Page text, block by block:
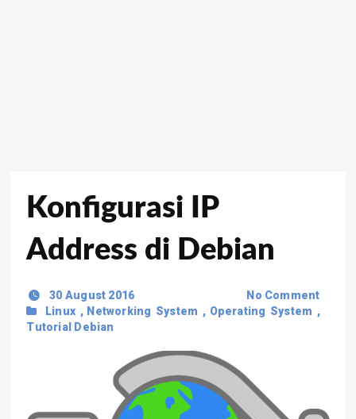
Konfigurasi IP
Address di Debian
30 August 2016
No Comment
Linux , Networking System , Operating System ,
Tutorial Debian